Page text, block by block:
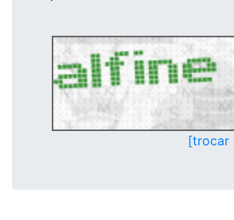
[trocar